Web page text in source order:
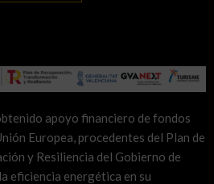
apoyo financiero de fondos
Europea, procedentes del Plan de
y Resiliencia del Gobierno de
eficiencia energética en su